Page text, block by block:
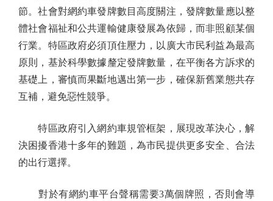
節。社會對網約車發牌數目高度關注，發牌數量應以整
體社會福祉和公共運輸健康發展為依歸，而非照顧某個
行業。特區政府必須頂住壓力，以廣大市民利益為最高
原則，基於科學數據釐定發牌數量，在平衡各方訴求的
基礎上，審慎而果斷地邁出第一步，確保新舊業態共存
互補，避免惡性競爭。
特區政府引入網約車規管框架，展現改革決心，解
決困擾香港十多年的難題，為市民提供更多安全、合法
的出行選擇。
對於有網約車平台聲稱需要3萬個牌照，否則會導